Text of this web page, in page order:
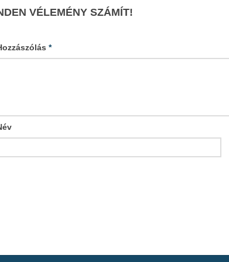
VÉLEMÉNY SZÁMÍT!
*